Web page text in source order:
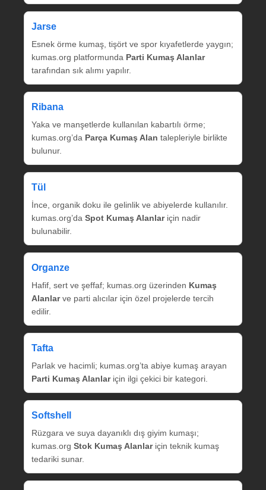
Jarse
Esnek örme kumaş, tişört ve spor kıyafetlerde yaygın;
kumas.org platformunda Parti Kumaş Alanlar
tarafından sık alımı yapılır.
Ribana
Yaka ve manşetlerde kullanılan kabartılı örme;
kumas.org’da Parça Kumaş Alan talepleriyle birlikte
bulunur.
Tül
İnce, organik doku ile gelinlik ve abiyelerde kullanılır.
kumas.org’da Spot Kumaş Alanlariçin nadir
bulunabilir.
Organze
Hafif, sert ve şeffaf; kumas.org üzerinden Kumaş
Alanlarve parti alıcılar için özel projelerde tercih
edilir.
Tafta
Parlak ve hacimli; kumas.org’ta abiye kumaş arayan
Parti Kumaş Alanlariçin ilgi çekici bir kategori.
Softshell
Rüzgara ve suya dayanıklı dış giyim kumaşı;
kumas.org Stok Kumaş Alanlariçin teknik kumaş
tedariki sunar.